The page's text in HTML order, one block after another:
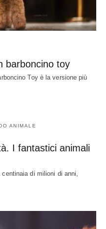
barboncino toy
Toy è la versione più
ANIMALE
I fantastici animali
di milioni di anni,